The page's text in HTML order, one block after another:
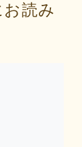
お読み